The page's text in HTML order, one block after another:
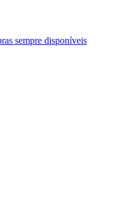
sempre disponíveis